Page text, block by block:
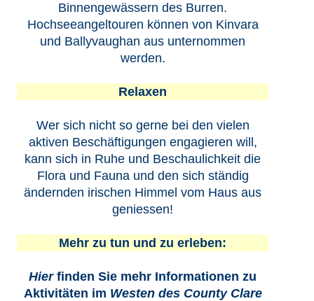
Binnengewässern des Burren.
Hochseeangeltouren können von Kinvara
und Ballyvaughan aus unternommen
werden.
Relaxen
Wer sich nicht so gerne bei den vielen
aktiven Beschäftigungen engagieren will,
kann sich in Ruhe und Beschaulichkeit die
Flora und Fauna und den sich ständig
ändernden irischen Himmel vom Haus aus
geniessen!
Mehr zu tun und zu erleben:
Hierfinden Sie mehr Informationen zu
Aktivitäten im Westen des County Clare